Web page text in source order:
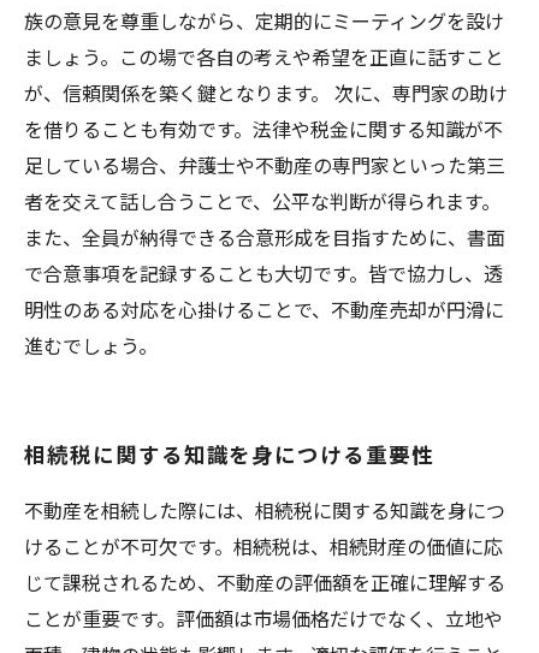
族の意見を尊重しながら、定期的にミーティングを設け
ましょう。この場で各自の考えや希望を正直に話すこと
が、信頼関係を築く鍵となります。 次に、専門家の助け
を借りることも有効です。法律や税金に関する知識が不
足している場合、弁護士や不動産の専門家といった第三
者を交えて話し合うことで、公平な判断が得られます。
また、全員が納得できる合意形成を目指すために、書面
で合意事項を記録することも大切です。皆で協力し、透
明性のある対応を心掛けることで、不動産売却が円滑に
進むでしょう。
相続税に関する知識を身につける重要性
不動産を相続した際には、相続税に関する知識を身につ
けることが不可欠です。相続税は、相続財産の価値に応
じて課税されるため、不動産の評価額を正確に理解する
ことが重要です。評価額は市場価格だけでなく、立地や